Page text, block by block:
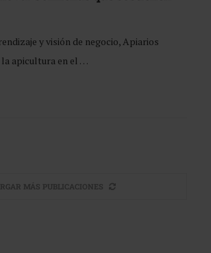
y visión de negocio, Apiarios
apicultura en el …
MÁS PUBLICACIONES